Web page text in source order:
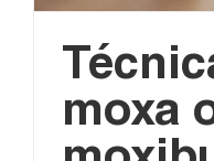
moxa